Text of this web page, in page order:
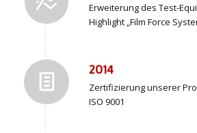
Erweiterung des Test-
Highlight „Film Force
2014
Zertifizierung unserer
ISO 9001